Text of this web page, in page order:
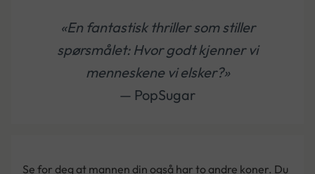
«En fantastisk thriller som stiller
spørsmålet: Hvor godt kjenner vi
menneskene vi elsker?»
— PopSugar
Se for deg at mannen din også har to andre koner. Du